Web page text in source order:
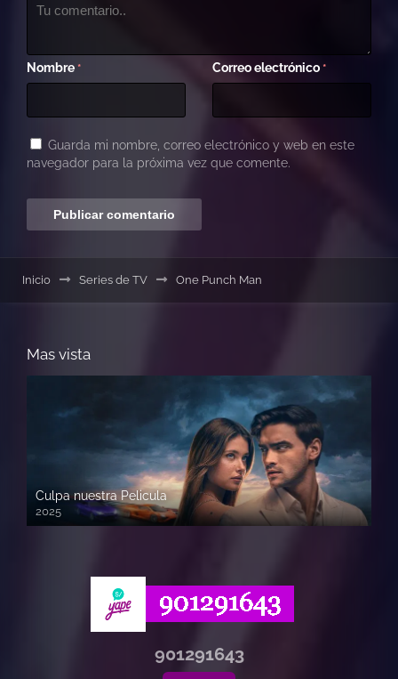
Nombre * Correo electrónico *
Guarda mi nombre, correo electrónico y web en este
navegador para la próxima vez que comente.
Inicio Series de TV One Punch Man
Mas vista
Culpa nuestra Pelicula
2025
720p HD
901291643